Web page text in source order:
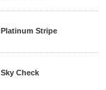
Platinum Stripe
Sky Check